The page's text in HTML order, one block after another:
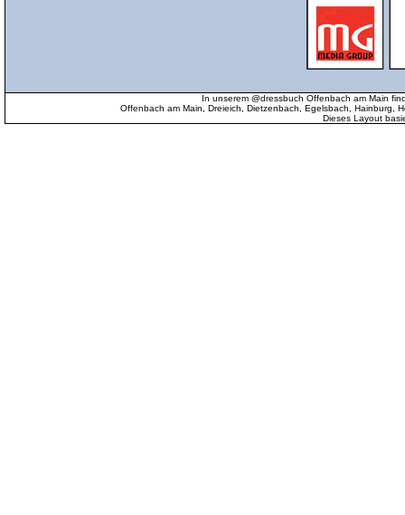
In unserem @dressbuch Offenbach am Main
Offenbach am Main, Dreieich, Dietzenbach, Egelsbach, Hainburg,
Dieses Layout